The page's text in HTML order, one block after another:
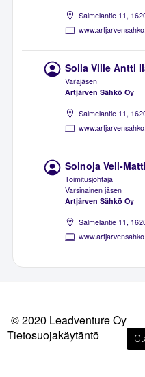
Salmelantie 11,
Soila Ville Antti
Varajäsen
Artjärven Sähkö Oy
Salmelantie 11,
Soinoja Veli-Matti
Toimitusjohtaja
Varsinainen jäsen
Artjärven Sähkö Oy
Salmelantie 11,
© 2020 Leadventure Oy
Tietosuojakäytäntö